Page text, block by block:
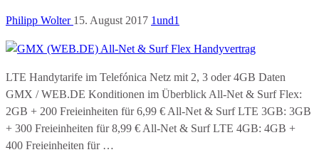
Philipp Wolter 15. August 2017 1und1
LTE Handytarife im Telefónica Netz mit 2, 3 oder 4GB Daten
GMX / WEB.DE Konditionen im Überblick All-Net & Surf Flex:
2GB + 200 Freieinheiten für 6,99 € All-Net & Surf LTE 3GB: 3GB
+ 300 Freieinheiten für 8,99 € All-Net & Surf LTE 4GB: 4GB +
400 Freieinheiten für …